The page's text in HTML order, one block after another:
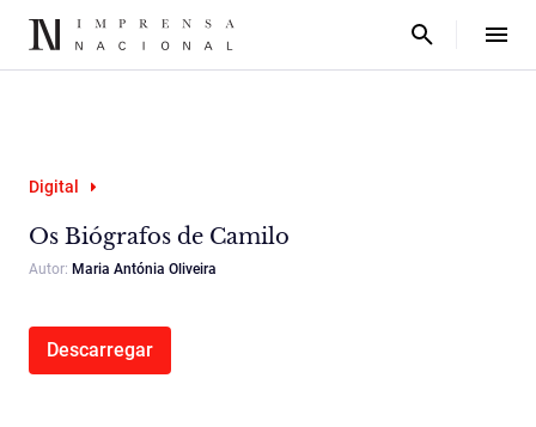
Digital
Os Biógrafos de Camilo
Autor: Maria Antónia Oliveira
Descarregar